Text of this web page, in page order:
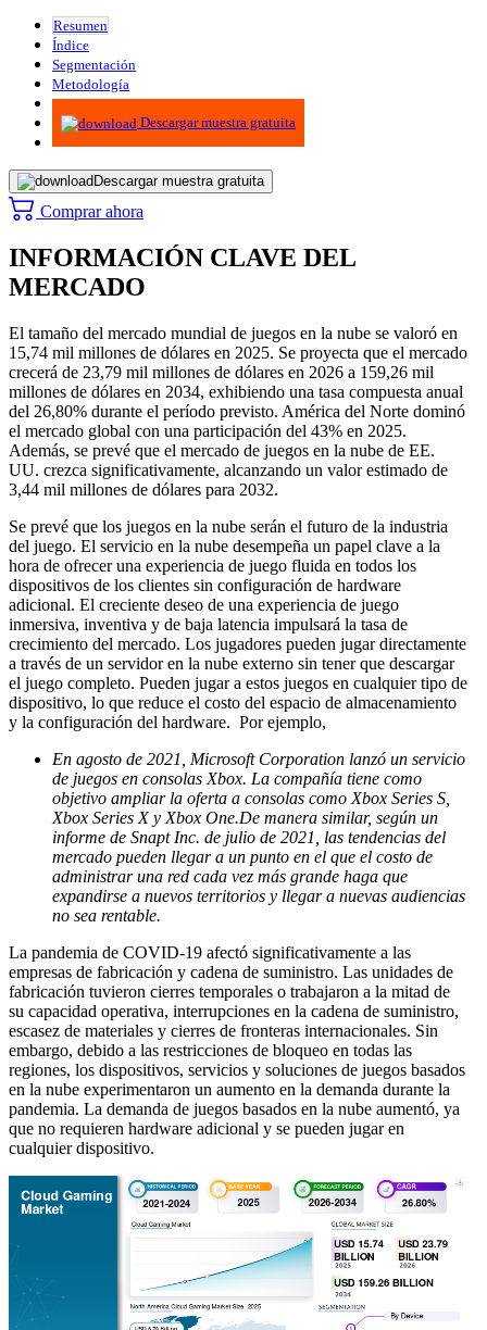
Resumen
Índice
Segmentación
Metodología
Infografías
Descargar muestra gratuita
Descargar muestra gratuita
Comprar ahora
INFORMACIÓN CLAVE DEL
MERCADO
El tamaño del mercado mundial de juegos en la nube se valoró en
15,74 mil millones de dólares en 2025. Se proyecta que el mercado
crecerá de 23,79 mil millones de dólares en 2026 a 159,26 mil
millones de dólares en 2034, exhibiendo una tasa compuesta anual
del 26,80% durante el período previsto. América del Norte dominó
el mercado global con una participación del 43% en 2025.
Además, se prevé que el mercado de juegos en la nube de EE.
UU. crezca significativamente, alcanzando un valor estimado de
3,44 mil millones de dólares para 2032.
Se prevé que los juegos en la nube serán el futuro de la industria
del juego. El servicio en la nube desempeña un papel clave a la
hora de ofrecer una experiencia de juego fluida en todos los
dispositivos de los clientes sin configuración de hardware
adicional. El creciente deseo de una experiencia de juego
inmersiva, inventiva y de baja latencia impulsará la tasa de
crecimiento del mercado. Los jugadores pueden jugar directamente
a través de un servidor en la nube externo sin tener que descargar
el juego completo. Pueden jugar a estos juegos en cualquier tipo de
dispositivo, lo que reduce el costo del espacio de almacenamiento
y la configuración del hardware. Por ejemplo,
En agosto de 2021, Microsoft Corporation lanzó un servicio
de juegos en consolas Xbox. La compañía tiene como
objetivo ampliar la oferta a consolas como Xbox Series S,
Xbox Series X y Xbox One.De manera similar, según un
informe de Snapt Inc. de julio de 2021, las tendencias del
mercado pueden llegar a un punto en el que el costo de
administrar una red cada vez más grande haga que
expandirse a nuevos territorios y llegar a nuevas audiencias
no sea rentable.
La pandemia de COVID-19 afectó significativamente a las
empresas de fabricación y cadena de suministro. Las unidades de
fabricación tuvieron cierres temporales o trabajaron a la mitad de
su capacidad operativa, interrupciones en la cadena de suministro,
escasez de materiales y cierres de fronteras internacionales. Sin
embargo, debido a las restricciones de bloqueo en todas las
regiones, los dispositivos, servicios y soluciones de juegos basados
​​en la nube experimentaron un aumento en la demanda durante la
pandemia. La demanda de juegos basados ​​en la nube aumentó, ya
que no requieren hardware adicional y se pueden jugar en
cualquier dispositivo.